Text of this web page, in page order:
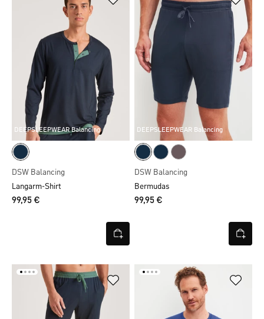
DEEPSLEEPWEAR Balancing
DSW Balancing
Langarm-Shirt
99,95 €
DEEPSLEEPWEAR Balancing
DSW Balancing
Bermudas
99,95 €